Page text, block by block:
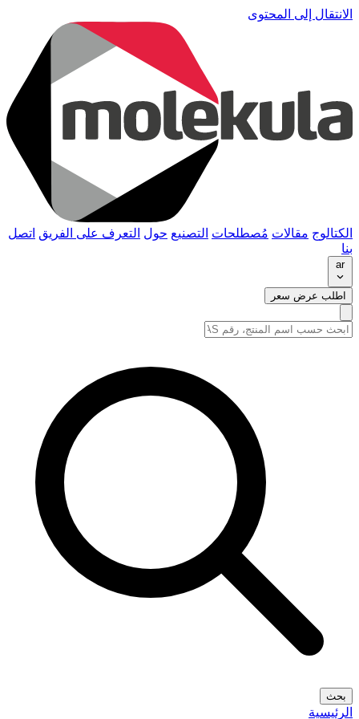
الانتقال إلى المحتوى
الكتالوج مقالات مُصطلحات التصنيع حول التعرف على الفريق اتصل
بنا
ar
اطلب عرض سعر
بحث
الرئيسية